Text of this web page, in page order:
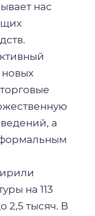
нас
а
на 113
2,5 тысяч. В